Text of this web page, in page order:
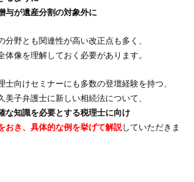
与が遺産分割の対象外に
野とも関連性が高い改正点も多く、
像を理解しておく必要があります。
向けセミナーにも多数の登壇経験を持つ、
子弁護士に新しい相続法について、
な知識を必要とする税理士に向け
おき、具体的な例を挙げて解説していただきま